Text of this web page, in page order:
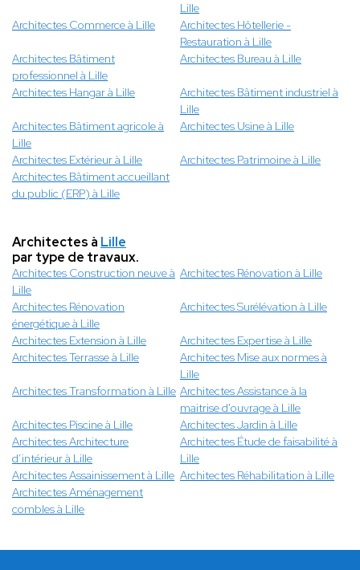
Lille
Architectes Commerce à Lille
Architectes Hôtellerie -
Restauration à Lille
Architectes Bâtiment
professionnel à Lille
Architectes Bureau à Lille
Architectes Hangar à Lille
Architectes Bâtiment industriel à
Lille
Architectes Bâtiment agricole à
Lille
Architectes Usine à Lille
Architectes Extérieur à Lille
Architectes Patrimoine à Lille
Architectes Bâtiment accueillant
du public (ERP) à Lille
Architectes à Lille
par type de travaux.
Architectes Construction neuve à
Lille
Architectes Rénovation à Lille
Architectes Rénovation
énergétique à Lille
Architectes Surélévation à Lille
Architectes Extension à Lille
Architectes Expertise à Lille
Architectes Terrasse à Lille
Architectes Mise aux normes à
Lille
Architectes Transformation à Lille Architectes Assistance à la
maitrise d'ouvrage à Lille
Architectes Piscine à Lille
Architectes Jardin à Lille
Architectes Architecture
d’intérieur à Lille
Architectes Étude de faisabilité à
Lille
Architectes Assainissement à Lille Architectes Réhabilitation à Lille
Architectes Aménagement
combles à Lille